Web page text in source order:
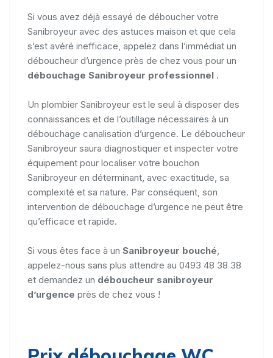
Si vous avez déjà essayé de déboucher votre
Sanibroyeur avec des astuces maison et que cela
s’est avéré inefficace, appelez dans l’immédiat un
déboucheur d’urgence près de chez vous pour un
débouchage Sanibroyeur professionnel .
Un plombier Sanibroyeur est le seul à disposer des
connaissances et de l’outillage nécessaires à un
débouchage canalisation d’urgence. Le déboucheur
Sanibroyeur saura diagnostiquer et inspecter votre
équipement pour localiser votre bouchon
Sanibroyeur en déterminant, avec exactitude, sa
complexité et sa nature. Par conséquent, son
intervention de débouchage d’urgence ne peut être
qu’efficace et rapide.
Si vous êtes face à un Sanibroyeur bouché
appelez-nous sans plus attendre au 0493 48 38 38
et demandez un déboucheur sanibroyeur
d’urgence près de chez vous !